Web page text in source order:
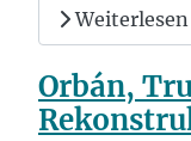
Orbán,